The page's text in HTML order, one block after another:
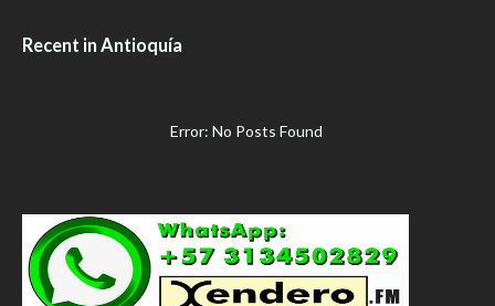
Recent in Antioquía
Error: No Posts Found